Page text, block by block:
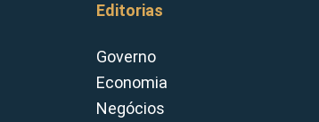
Editorias
Governo
Economia
Negócios